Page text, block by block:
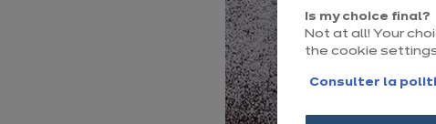
Is my choice final?
Not at all! Your
the cookie
Consulter la